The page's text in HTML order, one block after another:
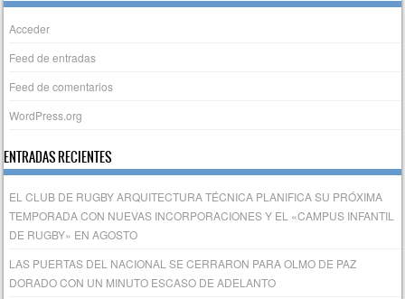
Acceder
Feed de entradas
Feed de comentarios
WordPress.org
ENTRADAS RECIENTES
EL CLUB DE RUGBY ARQUITECTURA TÉCNICA PLANIFICA SU PRÓXIMA
TEMPORADA CON NUEVAS INCORPORACIONES Y EL «CAMPUS INFANTIL
DE RUGBY» EN AGOSTO
LAS PUERTAS DEL NACIONAL SE CERRARON PARA OLMO DE PAZ
DORADO CON UN MINUTO ESCASO DE ADELANTO